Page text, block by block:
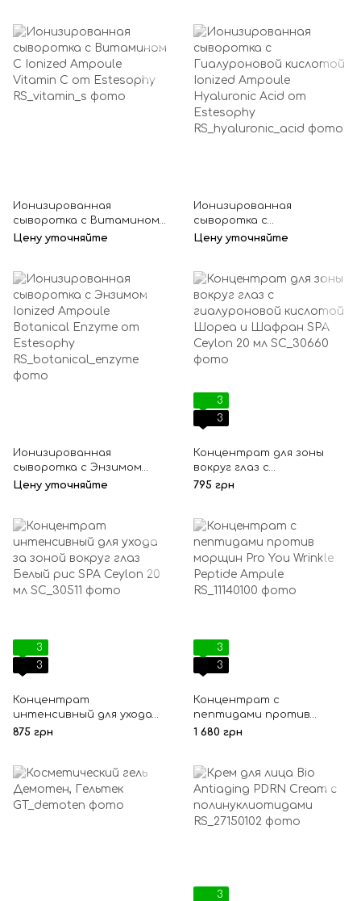
Ионизированная
сыворотка с Витамином
С Ionized Ampoule Vitamin
Цену уточняйте
Ионизированная
сыворотка с
Гиалуроновой кислотой
Цену уточняйте
Ионизированная
сыворотка с Энзимом
Ionized Ampoule Botanical
Цену уточняйте
3
3
Концентрат для зоны
вокруг глаз с
гиалуроновой кислотой
795 грн
3
3
Концентрат
интенсивный для ухода
за зоной вокруг глаз
875 грн
3
3
Концентрат с
пептидами против
морщин Pro You Wrinkle
1 680 грн
3